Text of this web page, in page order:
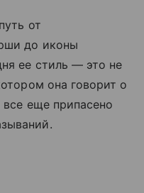
от
до иконы
ее стиль — это не
она говорит о
еще припасено